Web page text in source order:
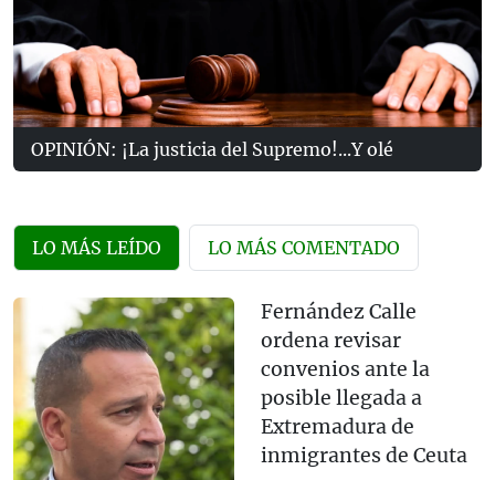
OPINIÓN: ¡La justicia del Supremo!...Y olé
LO MÁS LEÍDO LO MÁS COMENTADO
Fernández Calle
ordena revisar
convenios ante la
posible llegada a
Extremadura de
inmigrantes de Ceuta